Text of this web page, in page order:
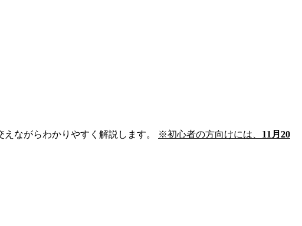
ながらわかりやすく解説します。
※初心者の方向けには、 11月20